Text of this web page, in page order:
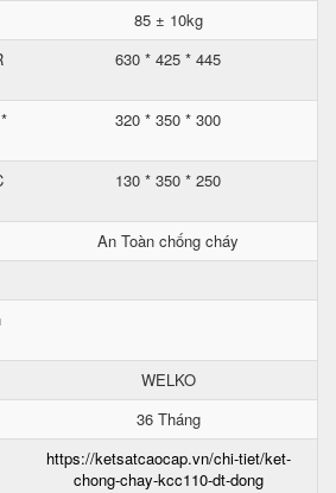
85 ± 10kg
630 * 425 * 445
320 * 350 * 300
130 * 350 * 250
An Toàn chống cháy
WELKO
36 Tháng
https://ketsatcaocap.vn/chi-tiet/ket-
chong-chay-kcc110-dt-dong